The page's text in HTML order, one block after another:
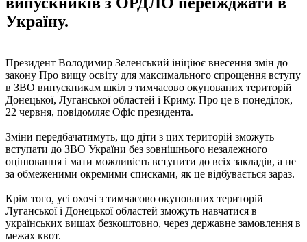
Україну.
Президент Володимир Зеленський ініціює внесення змін до
закону Про вищу освіту для максимального спрощення вступу
в ЗВО випускникам шкіл з тимчасово окупованих територій
Донецької, Луганської областей і Криму. Про це в понеділок,
22 червня, повідомляє Офіс президента.
Зміни передбачатимуть, що діти з цих територій зможуть
вступати до ЗВО України без зовнішнього незалежного
оцінювання і мати можливість вступити до всіх закладів, а не
за обмеженими окремими списками, як це відбувається зараз.
Крім того, усі охочі з тимчасово окупованих територій
Луганської і Донецької областей зможуть навчатися в
українських вишах безкоштовно, через державне замовлення в
межах квот.